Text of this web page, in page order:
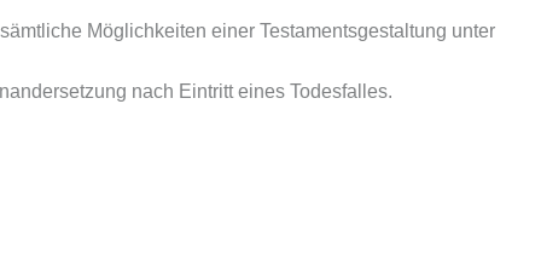
Möglichkeiten einer Testamentsgestaltung unter
nach Eintritt eines Todesfalles.